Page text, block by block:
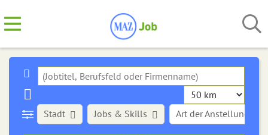
Stadt Art der Anstellung
Jobs & Skills